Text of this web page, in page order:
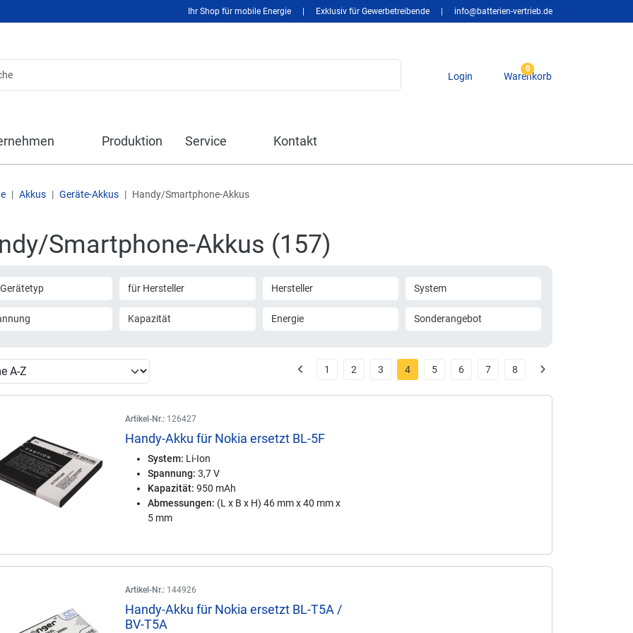
Ihr Shop für mobile Energie Exklusiv für Gewerbetreibende info@batterien-vertrieb.de
Login
0
Warenkorb
Produktion Service Kontakt
Akkus Geräte-Akkus Handy/Smartphone-Akkus
Smartphone-Akkus (157)
für Hersteller Hersteller System
Kapazität Energie Sonderangebot
1 2 3 4 5 6 7 8
Artikel-Nr.: 126427
Handy-Akku für Nokia ersetzt BL-5F
System: Li-Ion
Spannung: 3,7 V
Kapazität: 950 mAh
Abmessungen: (L x B x H) 46 mm x 40 mm x
5 mm
Artikel-Nr.: 144926
Handy-Akku für Nokia ersetzt BL-T5A /
BV-T5A